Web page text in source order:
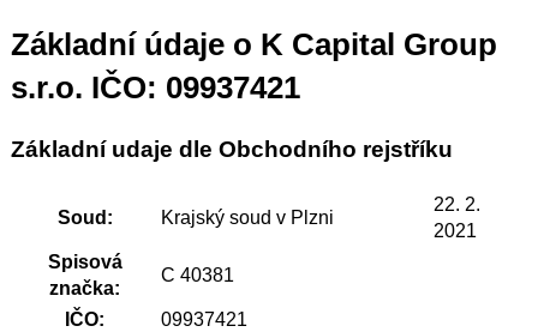
Základní údaje o K Capital Group
s.r.o. IČO: 09937421
Základní udaje dle Obchodního rejstříku
Soud: Krajský soud v Plzni
22. 2.
2021
Spisová
značka:
C 40381
IČO:
09937421